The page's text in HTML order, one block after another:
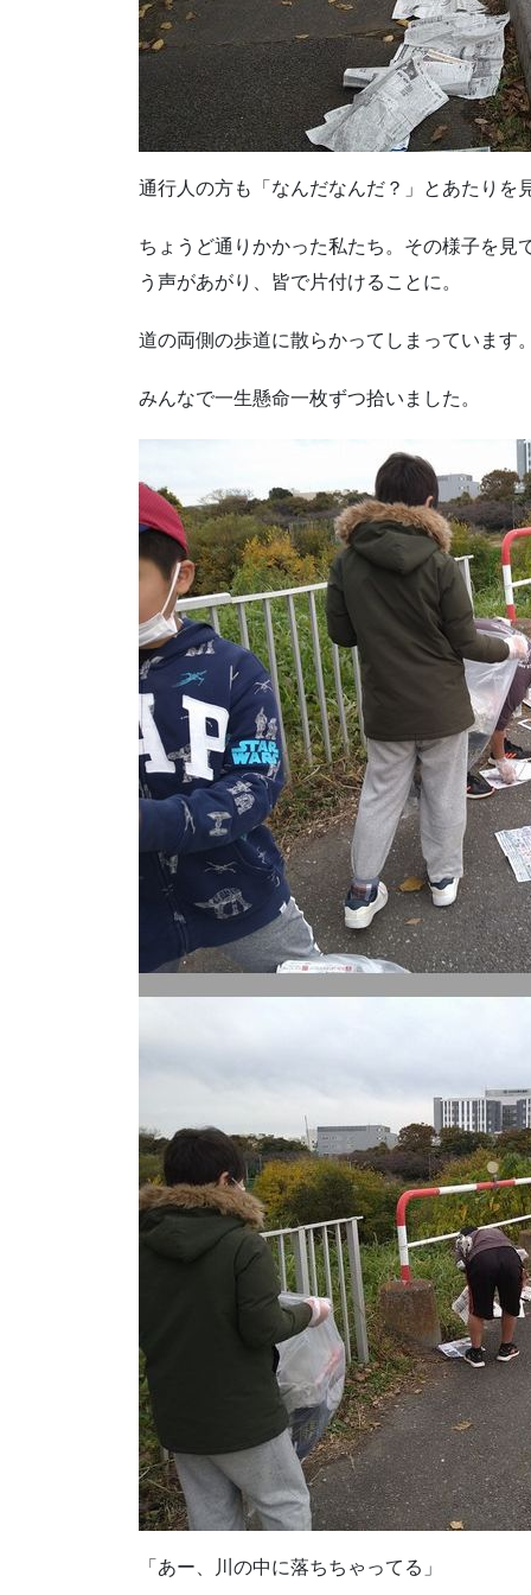
通行人の方も「なんだなんだ？」とあたりを
ちょうど通りかかった私たち。その様子を見
う声があがり、皆で片付けることに。
道の両側の歩道に散らかってしまっています
みんなで一生懸命一枚ずつ拾いました。
「あー、川の中に落ちちゃってる」